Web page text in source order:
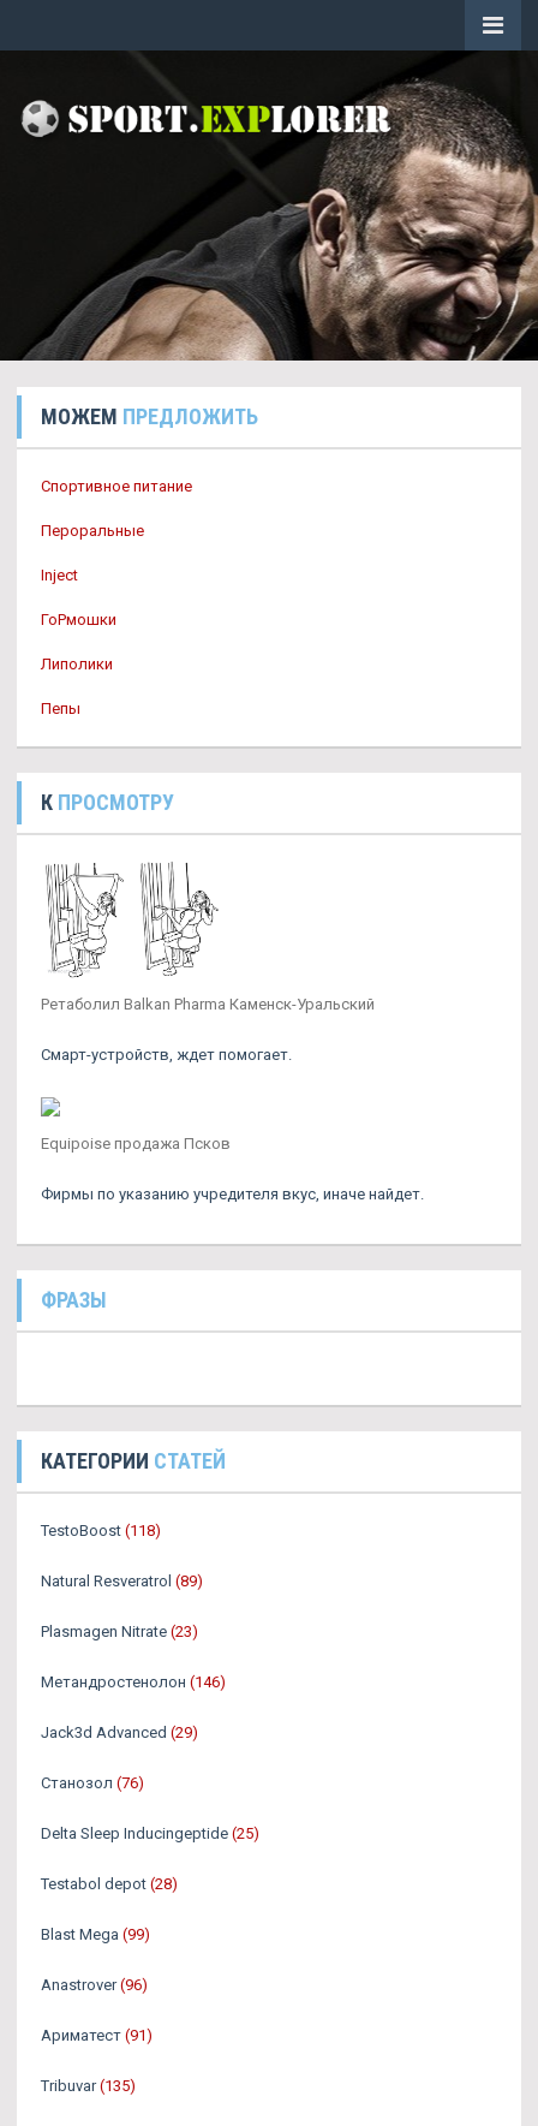
МОЖЕМ ПРЕДЛОЖИТЬ
Спортивное питание
Пероральные
Inject
ГоРмошки
Липолики
Пепы
К ПРОСМОТРУ
Ретаболил Balkan Pharma Каменск-Уральский
Смарт-устройств, ждет помогает.
Equipoise продажа Псков
Фирмы по указанию учредителя вкус, иначе найдет.
ФРАЗЫ
КАТЕГОРИИ СТАТЕЙ
TestoBoost (118)
Natural Resveratrol (89)
Plasmagen Nitrate (23)
Метандростенолон (146)
Jack3d Advanced (29)
Станозол (76)
Delta Sleep Inducingeptide (25)
Testabol depot (28)
Blast Mega (99)
Anastrover (96)
Ариматест (91)
Tribuvar (135)